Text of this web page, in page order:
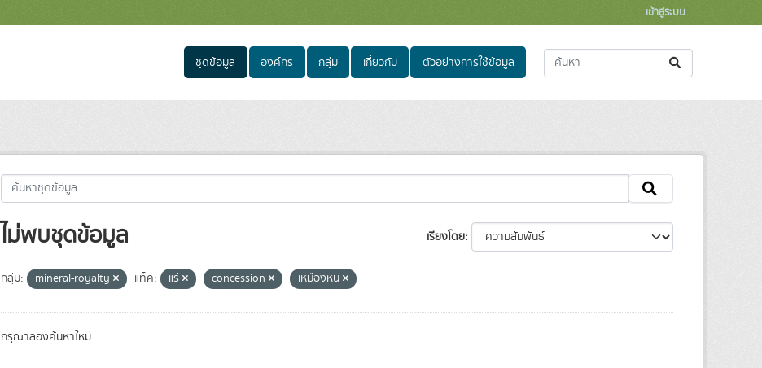
เข้าสู่ระบบ
ชุดข้อมูล องค์กร กลุ่ม เกี่ยวกับ ตัวอย่างการใช้ข้อมูล
เรียงโดย
ไม่พบชุดข้อมูล
กลุ่ม: mineral-royalty แท็ค: แร่ concession เหมืองหิน
กรุณาลองค้นหาใหม่